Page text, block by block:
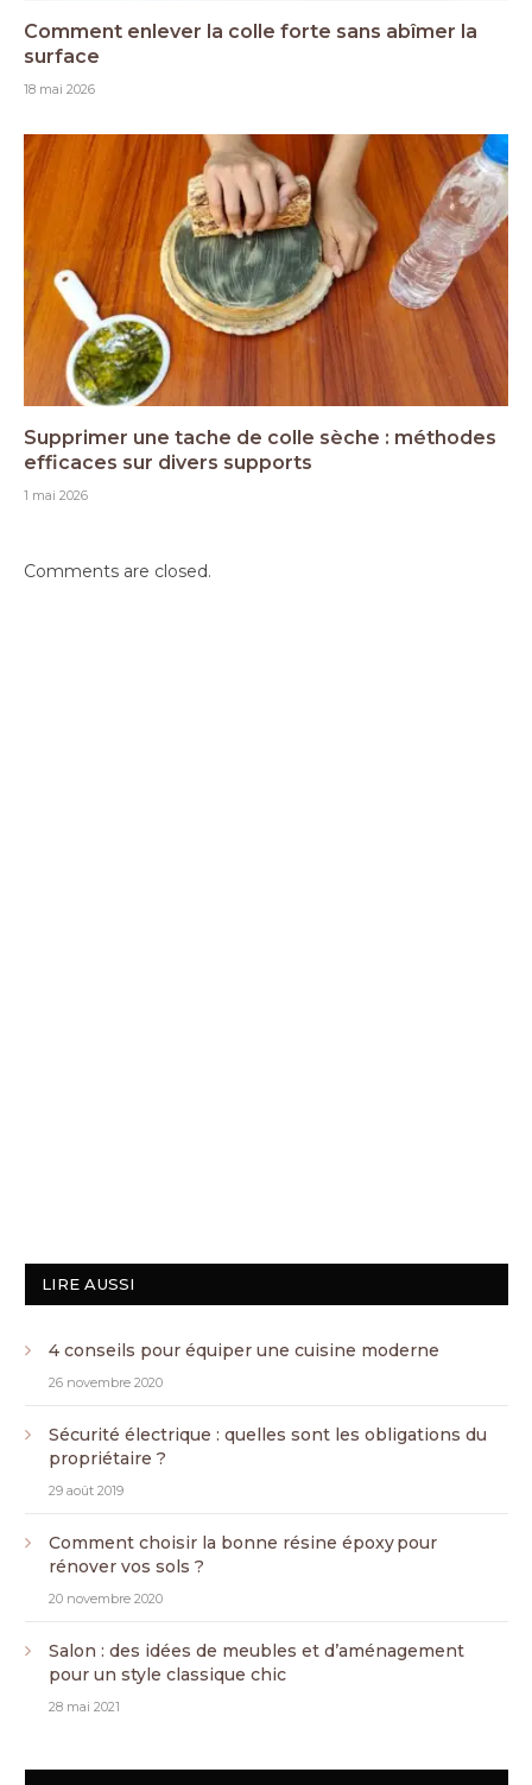
Comment enlever la colle forte sans abîmer la
surface
18 mai 2026
Supprimer une tache de colle sèche : méthodes
efficaces sur divers supports
1 mai 2026
Comments are closed.
LIRE AUSSI
4 conseils pour équiper une cuisine moderne
26 novembre 2020
Sécurité électrique : quelles sont les obligations du
propriétaire ?
29 août 2019
Comment choisir la bonne résine époxy pour
rénover vos sols ?
20 novembre 2020
Salon : des idées de meubles et d’aménagement
pour un style classique chic
28 mai 2021